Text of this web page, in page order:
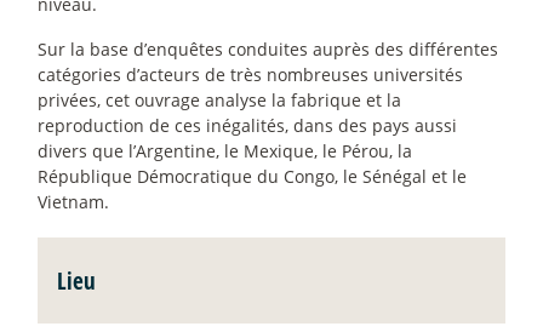
Sur la base d’enquêtes conduites auprès des différentes
catégories d’acteurs de très nombreuses universités
privées, cet ouvrage analyse la fabrique et la
reproduction de ces inégalités, dans des pays aussi
divers que l’Argentine, le Mexique, le Pérou, la
République Démocratique du Congo, le Sénégal et le
Vietnam.
Lieu